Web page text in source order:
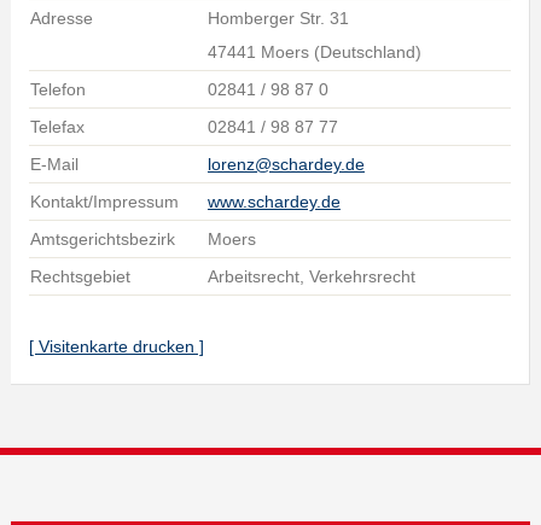
Adresse
Homberger Str. 31
47441 Moers (Deutschland)
Telefon
02841 / 98 87 0
Telefax
02841 / 98 87 77
E-Mail
lorenz@schardey.de
Kontakt/Impressum
www.schardey.de
Amtsgerichtsbezirk
Moers
Rechtsgebiet
Arbeitsrecht, Verkehrsrecht
[ Visitenkarte drucken ]